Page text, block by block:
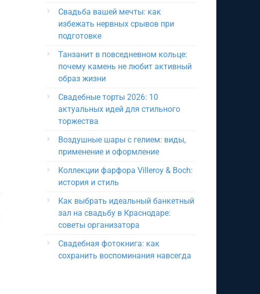
Свадьба вашей мечты: как
избежать нервных срывов при
подготовке
Танзанит в повседневном кольце:
почему камень не любит активный
образ жизни
Свадебные торты 2026: 10
актуальных идей для стильного
торжества
Воздушные шары с гелием: виды,
применение и оформление
Коллекции фарфора Villeroy & Boch:
история и стиль
Как выбрать идеальный банкетный
зал на свадьбу в Краснодаре:
советы организатора
Свадебная фотокнига: как
сохранить воспоминания навсегда